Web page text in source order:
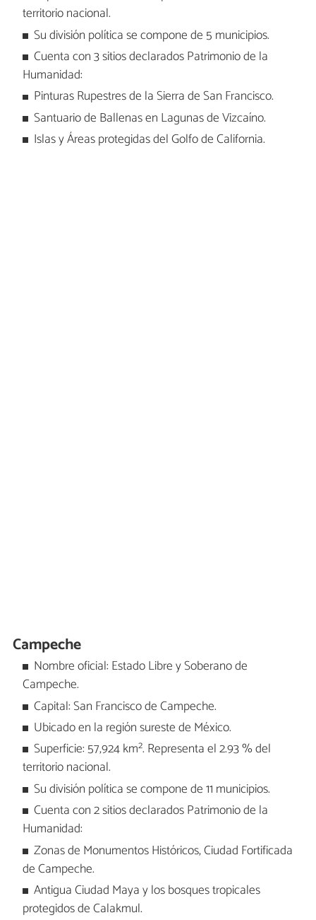
territorio nacional.
Su división política se compone de 5 municipios.
Cuenta con 3 sitios declarados Patrimonio de la
Humanidad:
Pinturas Rupestres de la Sierra de San Francisco.
Santuario de Ballenas en Lagunas de Vizcaíno.
Islas y Áreas protegidas del Golfo de California.
Campeche
Nombre oficial: Estado Libre y Soberano de
Campeche.
Capital: San Francisco de Campeche.
Ubicado en la región sureste de México.
Superficie: 57,924 km². Representa el 2.93 % del
territorio nacional.
Su división política se compone de 11 municipios.
Cuenta con 2 sitios declarados Patrimonio de la
Humanidad:
Zonas de Monumentos Históricos, Ciudad Fortificada
de Campeche.
Antigua Ciudad Maya y los bosques tropicales
protegidos de Calakmul.